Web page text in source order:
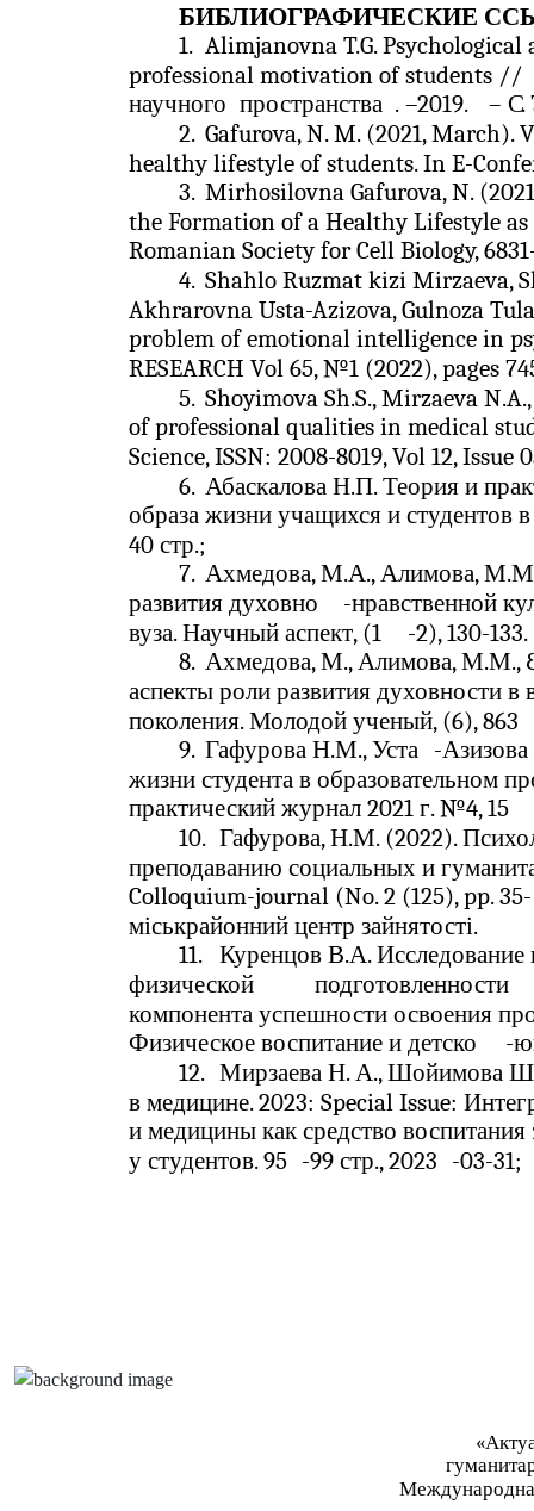
БИБЛИОГРАФИЧЕСКИЕ
1. Alimjanovna T.G.
professional motivation of students //
научного пространства . –2019. – С.
2. Gafurova, N. M. (2021,
healthy lifestyle of students. In E-
3. Mirhosilovna Gafurova, N.
the Formation of a Healthy Lifestyle
Romanian Society for Cell Biology,
4. Shahlo Ruzmat kizi Mirzaeva,
Akhrarovna Usta-Azizova, Gulnoza
problem of emotional intelligence in
RESEARCH Vol 65, №1 (2022), pages
5. Shoyimova Sh.S., Mirzaeva
of professional qualities in medical
Science, ISSN: 2008-8019, Vol 12, Issue
6. Абаскалова Н.П. Теория и
образа жизни учащихся и студентов
40 стр.;
7. Ахмедова, М.А., Алимова,
развития духовно
-нравственной
вуза. Научный аспект, (1
-2), 130-133.
8. Ахмедова, М., Алимова, М.М.,
аспекты роли развития духовности
поколения. Молодой ученый, (6), 863
9. Гафурова Н.М., Уста -
жизни студента в образовательном
практический журнал 2021 г. №4, 15
10. Гафурова, Н.М. (2022).
преподаванию социальных и
Colloquium-journal (No. 2 (125), pp. 35-
міськрайонний центр зайнятості.
11. Куренцов В.А. Исследование
физической
подготовленности
компонента успешности освоения
Физическое воспитание и детско
-
12. Мирзаева Н. А., Шойимова
в медицине. 2023: Special Issue:
и медицины как средство
у студентов. 95 -99 стр., 2023 -03-31;